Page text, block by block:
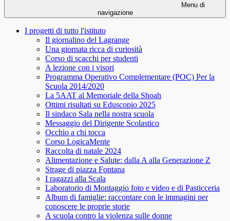
Menu di
navigazione
I progetti di tutto l'istituto
Il giornalino del Lagrange
Una giornata ricca di curiosità
Corso di scacchi per studenti
A lezione con i visori
Programma Operativo Complementare (POC) Per la
Scuola 2014/2020
La 5AAT al Memoriale della Shoah
Ottimi risultati su Eduscopio 2025
Il sindaco Sala nella nostra scuola
Messaggio del Dirigente Scolastico
Occhio a chi tocca
Corso LogicaMente
Raccolta di natale 2024
Alimentazione e Salute: dalla A alla Generazione Z
Strage di piazza Fontana
I ragazzi alla Scala
Laboratorio di Montaggio foto e video e di Pasticceria
Album di famiglie: raccontare con le immagini per
conoscere le proprie storie
A scuola contro la violenza sulle donne